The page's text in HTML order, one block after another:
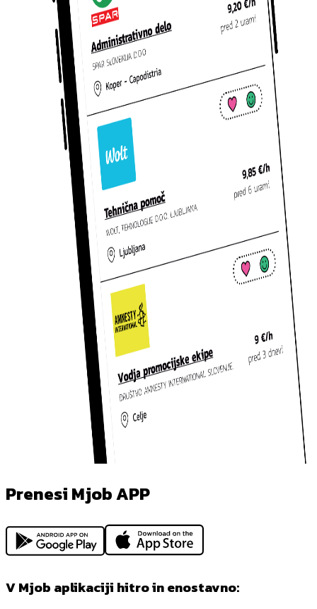
Prenesi Mjob APP
V Mjob aplikaciji hitro in enostavno: